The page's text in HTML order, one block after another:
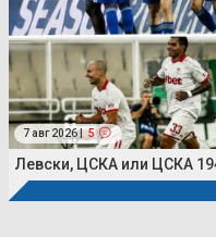
7 авг 2026 | 5
Левски, ЦСКА или ЦСКА